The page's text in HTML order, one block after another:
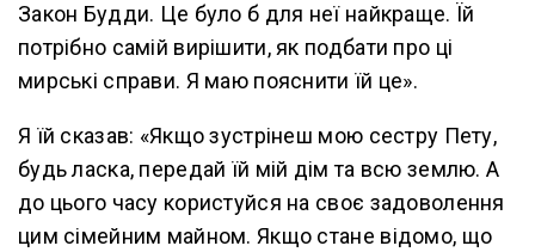
Закон Будди. Це було б для неї найкраще. Їй
потрібно самій вирішити, як подбати про ці
мирські справи. Я маю пояснити їй це».
Я їй сказав: «Якщо зустрінеш мою сестру Пету,
будь ласка, передай їй мій дім та всю землю. А
до цього часу користуйся на своє задоволення
цим сімейним майном. Якщо стане відомо, що